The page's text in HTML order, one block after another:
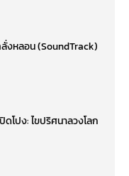
งหลอน (SoundTrack)
โปง: ไขปริศนาลวงโลก